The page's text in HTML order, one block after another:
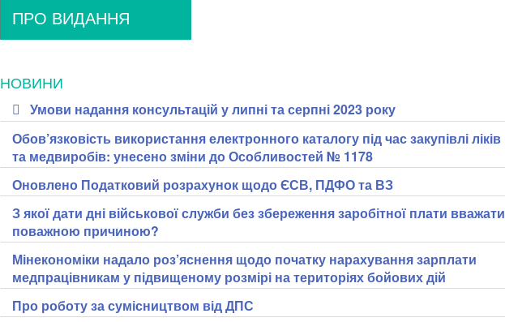
ПРО ВИДАННЯ
НОВИНИ
Умови надання консультацій у липні та серпні 2023 року
Обов’язковість використання електронного каталогу під час закупівлі ліків
та медвиробів: унесено зміни до Особливостей № 1178
Оновлено Податковий розрахунок щодо ЄСВ, ПДФО та ВЗ
З якої дати дні військової служби без збереження заробітної плати вважати
поважною причиною?
Мінекономіки надало роз’яснення щодо початку нарахування зарплати
медпрацівникам у підвищеному розмірі на територіях бойових дій
Про роботу за сумісництвом від ДПС